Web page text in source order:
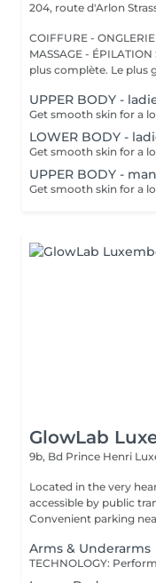
204, route d'Arlon
COIFFURE -
MASSAGE - ÉPILATION Strassen, c'est NUU dans sa version la
plus complète. Le plus
UPPER BODY -
LOWER BODY -
UPPER BODY - man
GlowLab
9b, Bd Prince Henri
Located in the very heart of
accessible by public
Convenient parking
Arms & Underarms